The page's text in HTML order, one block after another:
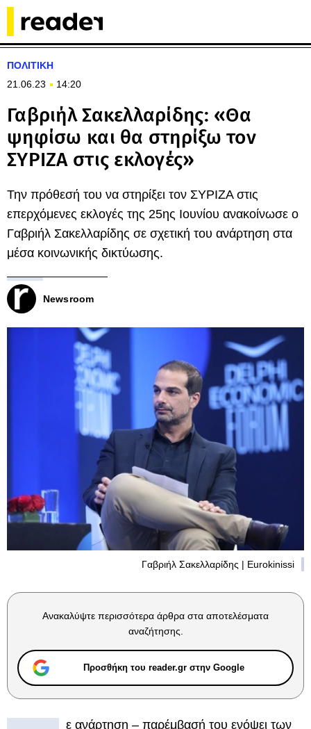
ΠΟΛΙΤΙΚΗ
21.06.23
14:20
Γαβριήλ Σακελλαρίδης: «Θα
ψηφίσω και θα στηρίξω τον
ΣΥΡΙΖΑ στις εκλογές»
Την πρόθεσή του να στηρίξει τον ΣΥΡΙΖΑ στις
επερχόμενες εκλογές της 25ης Ιουνίου ανακοίνωσε ο
Γαβριήλ Σακελλαρίδης σε σχετική του ανάρτηση στα
μέσα κοινωνικής δικτύωσης.
Newsroom
Γαβριήλ Σακελλαρίδης | Eurokinissi
Ανακαλύψτε περισσότερα άρθρα στα αποτελέσματα
αναζήτησης.
Προσθήκη του reader.gr στην Google
ε ανάρτηση – παρέμβασή του ενόψει των